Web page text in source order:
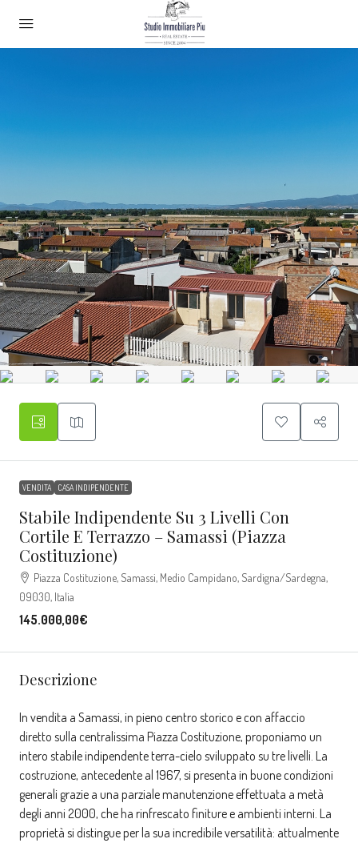
VENDITA CASA INDIPENDENTE
Stabile Indipendente Su 3 Livelli Con
Cortile E Terrazzo – Samassi (Piazza
Costituzione)
Piazza Costituzione, Samassi, Medio Campidano, Sardigna/Sardegna,
09030, Italia
145.000,00€
Descrizione
In vendita a Samassi, in pieno centro storico e con affaccio
diretto sulla centralissima Piazza Costituzione, proponiamo un
intero stabile indipendente terra-cielo sviluppato su tre livelli. La
costruzione, antecedente al 1967, si presenta in buone condizioni
generali grazie a una parziale manutenzione effettuata a metà
degli anni 2000, che ha rinfrescato finiture e ambienti interni. La
proprietà si distingue per la sua incredibile versatilità: attualmente